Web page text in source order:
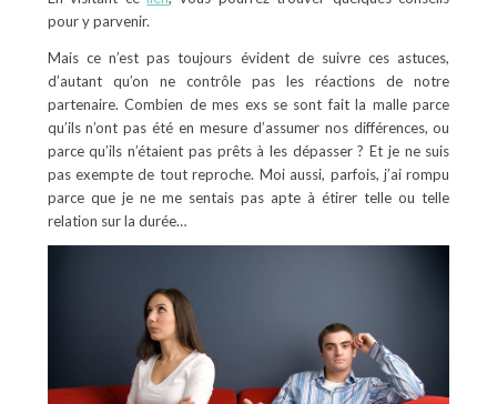
pour y parvenir.
Mais ce n’est pas toujours évident de suivre ces astuces,
d’autant qu’on ne contrôle pas les réactions de notre
partenaire. Combien de mes exs se sont fait la malle parce
qu’ils n’ont pas été en mesure d’assumer nos différences, ou
parce qu’ils n’étaient pas prêts à les dépasser ? Et je ne suis
pas exempte de tout reproche. Moi aussi, parfois, j’ai rompu
parce que je ne me sentais pas apte à étirer telle ou telle
relation sur la durée…